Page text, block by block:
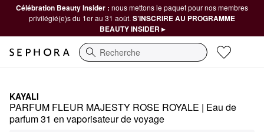
Célébration Beauty Insider : nous mettons le paquet pour nos membres
privilégié(e)s du 1er au 31 août. S’INSCRIRE AU PROGRAMME
BEAUTY INSIDER ▸
Recherche
KAYALI
PARFUM FLEUR MAJESTY ROSE ROYALE | Eau de
parfum 31 en vaporisateur de voyage